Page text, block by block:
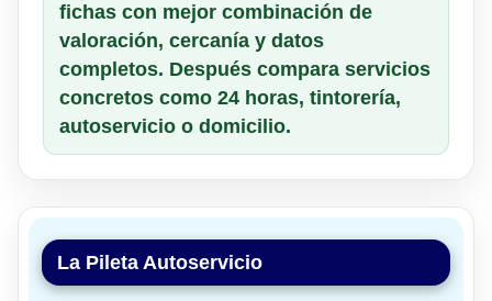
fichas con mejor combinación de
valoración, cercanía y datos
completos. Después compara servicios
concretos como 24 horas, tintorería,
autoservicio o domicilio.
La Pileta Autoservicio